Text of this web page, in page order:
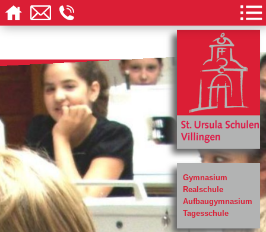
Gymnasium
Realschule
Aufbaugymnasium
Tagesschule